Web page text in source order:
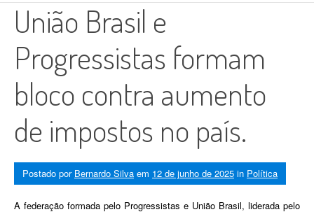
União Brasil e
Progressistas formam
bloco contra aumento
de impostos no país.
Postado por Bernardo Silva em 12 de junho de 2025 in Política
A federação formada pelo Progressistas e União Brasil, liderada pelo